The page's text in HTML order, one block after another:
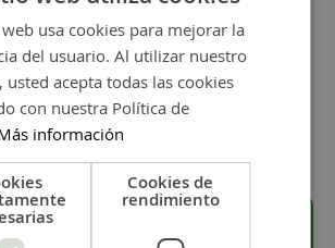
usa cookies para mejorar la
del usuario. Al utilizar nuestro
usted acepta todas las cookies
con nuestra Política de
información
Cookies de
rendimiento